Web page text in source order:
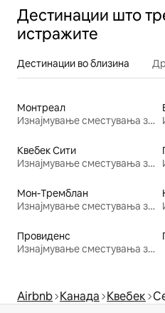
Дестинации што
истражите
Дестинации во близина
Монтреал
Изнајмување сместувања за одмор
Квебек Сити
Изнајмување сместувања за одмор
Мон-Тремблан
Изнајмување сместувања за одмор
Провиденс
Изнајмување сместувања за одмор
Airbnb Канада Квебек